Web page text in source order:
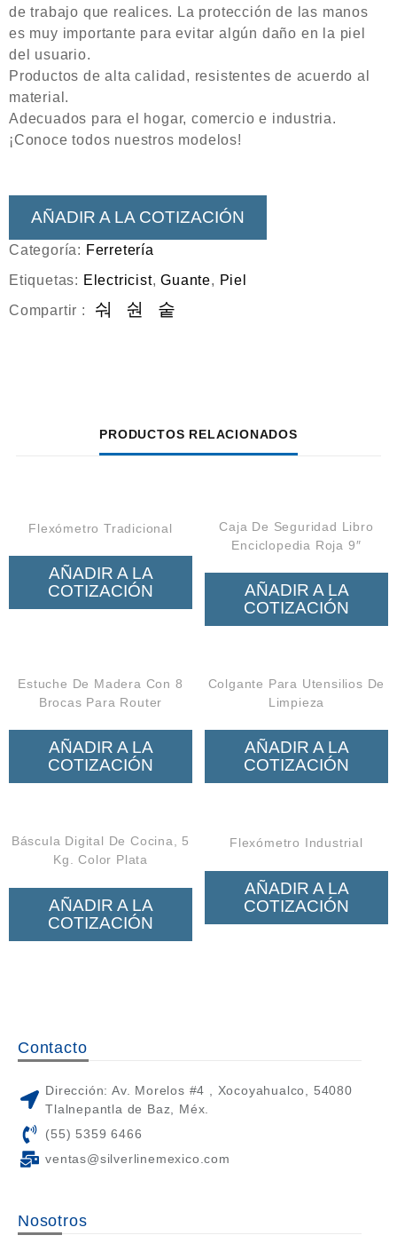
de trabajo que realices. La protección de las manos
es muy importante para evitar algún daño en la piel
del usuario.
Productos de alta calidad, resistentes de acuerdo al
material.
Adecuados para el hogar, comercio e industria.
¡Conoce todos nuestros modelos!
AÑADIR A LA COTIZACIÓN
Categoría: Ferretería
Etiquetas: Electricist,Guante, Piel
Compartir :
PRODUCTOS RELACIONADOS
Flexómetro Tradicional
AÑADIR A LA
COTIZACIÓN
Caja De Seguridad Libro
Enciclopedia Roja 9″
AÑADIR A LA
COTIZACIÓN
Estuche De Madera Con 8
Brocas Para Router
AÑADIR A LA
COTIZACIÓN
Colgante Para Utensilios De
Limpieza
AÑADIR A LA
COTIZACIÓN
Báscula Digital De Cocina, 5
Kg. Color Plata
AÑADIR A LA
COTIZACIÓN
Flexómetro Industrial
AÑADIR A LA
COTIZACIÓN
Contacto
Dirección: Av. Morelos #4 , Xocoyahualco, 54080
Tlalnepantla de Baz, Méx.
(55) 5359 6466
ventas@silverlinemexico.com
Nosotros